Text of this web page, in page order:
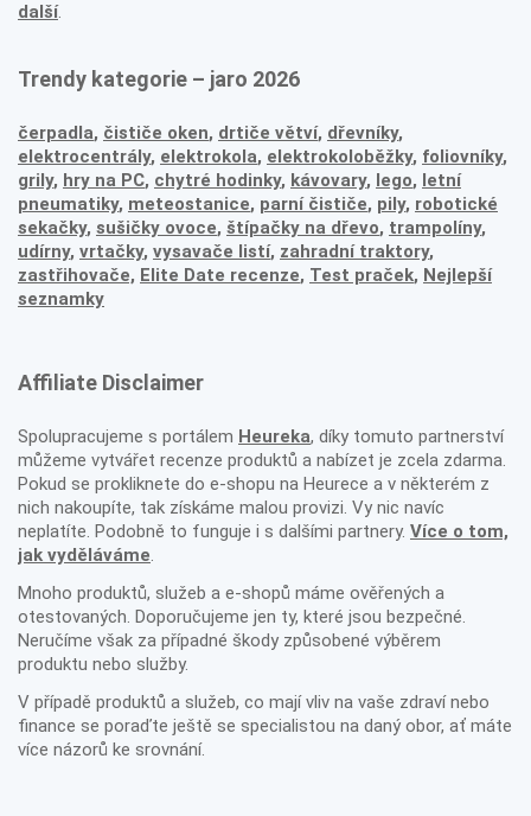
další.
Trendy kategorie – jaro 2026
čerpadla, čističe oken, drtiče větví, dřevníky,
elektrocentrály, elektrokola, elektrokoloběžky, foliovníky,
grily, hry na PC, chytré hodinky, kávovary, lego, letní
pneumatiky, meteostanice, parní čističe, pily, robotické
sekačky, sušičky ovoce, štípačky na dřevo, trampolíny,
udírny, vrtačky, vysavače listí, zahradní traktory,
zastřihovače, Elite Date recenze, Test praček, Nejlepší
seznamky
Affiliate Disclaimer
Spolupracujeme s portálem Heureka, díky tomuto partnerství
můžeme vytvářet recenze produktů a nabízet je zcela zdarma.
Pokud se prokliknete do e-shopu na Heurece a v některém z
nich nakoupíte, tak získáme malou provizi. Vy nic navíc
neplatíte. Podobně to funguje i s dalšími partnery. Více o tom,
jak vyděláváme.
Mnoho produktů, služeb a e-shopů máme ověřených a
otestovaných. Doporučujeme jen ty, které jsou bezpečné.
Neručíme však za případné škody způsobené výběrem
produktu nebo služby.
V případě produktů a služeb, co mají vliv na vaše zdraví nebo
finance se poraďte ještě se specialistou na daný obor, ať máte
více názorů ke srovnání.